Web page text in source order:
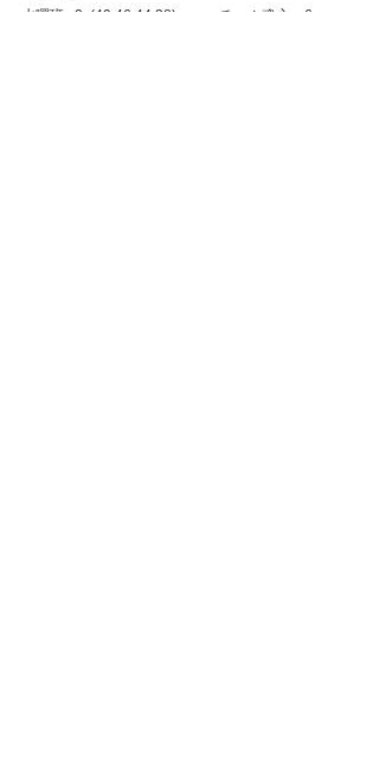
水曜班   2  (49,46,44,38)  ● - ○  チーム魂心　6